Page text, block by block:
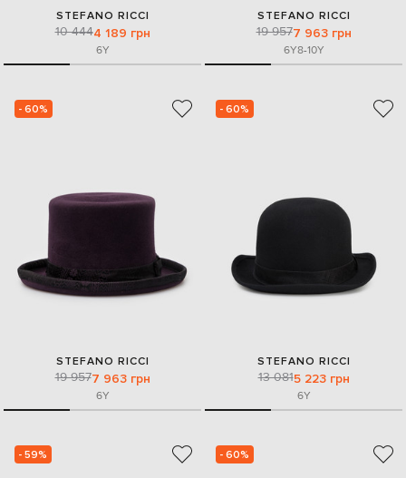
STEFANO RICCI
10 4444 189 грн
6Y
STEFANO RICCI
19 9577 963 грн
6Y8-10Y
- 60%
STEFANO RICCI
19 9577 963 грн
6Y
- 60%
STEFANO RICCI
13 0815 223 грн
6Y
- 59% - 60%